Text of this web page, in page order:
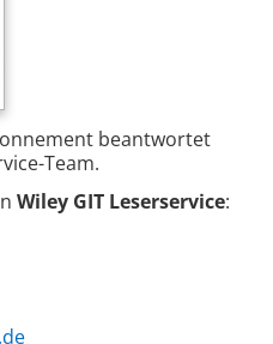
beantwortet
Team.
Wiley GIT Leserservice: